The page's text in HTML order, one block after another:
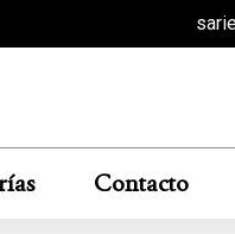
Contacto